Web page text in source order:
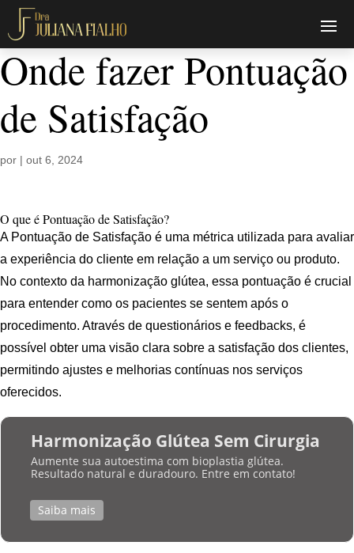
Onde fazer Pontuação
de Satisfação
por | out 6, 2024
O que é Pontuação de Satisfação?
A Pontuação de Satisfação é uma métrica utilizada para avaliar
a experiência do cliente em relação a um serviço ou produto.
No contexto da harmonização glútea, essa pontuação é crucial
para entender como os pacientes se sentem após o
procedimento. Através de questionários e feedbacks, é
possível obter uma visão clara sobre a satisfação dos clientes,
permitindo ajustes e melhorias contínuas nos serviços
oferecidos.
Harmonização Glútea Sem Cirurgia
Aumente sua autoestima com bioplastia glútea.
Resultado natural e duradouro. Entre em contato!
Saiba mais